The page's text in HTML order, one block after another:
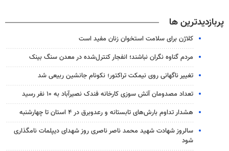
پربازدیدترین ها
کلاژن برای سلامت استخوان زنان مفید است
مردم گناوه نگران نباشند؛ انفجار کنترل‌شده در معدن سنگ بینک
تغییر ناگهانی روی نیمکت تراکتور؛ نکونام جانشین ربیعی شد
تعداد مصدومان آتش سوزی کارخانه فندک نصیرآباد به ۱۰ نفر رسید
هشدار تداوم بارش‌های تابستانه و رعدوبرق در ۴ استان تا چهارشنبه
سالروز شهادت شهید محمد ناصر ناصری روز شهدای دیپلمات نامگذاری
شود